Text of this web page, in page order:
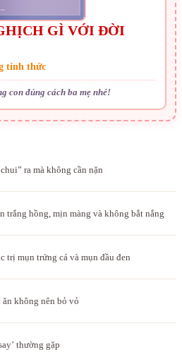
GÌ VỚI ĐỜI
tỉnh thức
con đúng cách ba mẹ nhé!
ra mà không cần nặn
trắng hồng, mịn màng và không bắt nắng
trị mụn trứng cá và mụn đầu đen
không nên bỏ vỏ
thường gặp